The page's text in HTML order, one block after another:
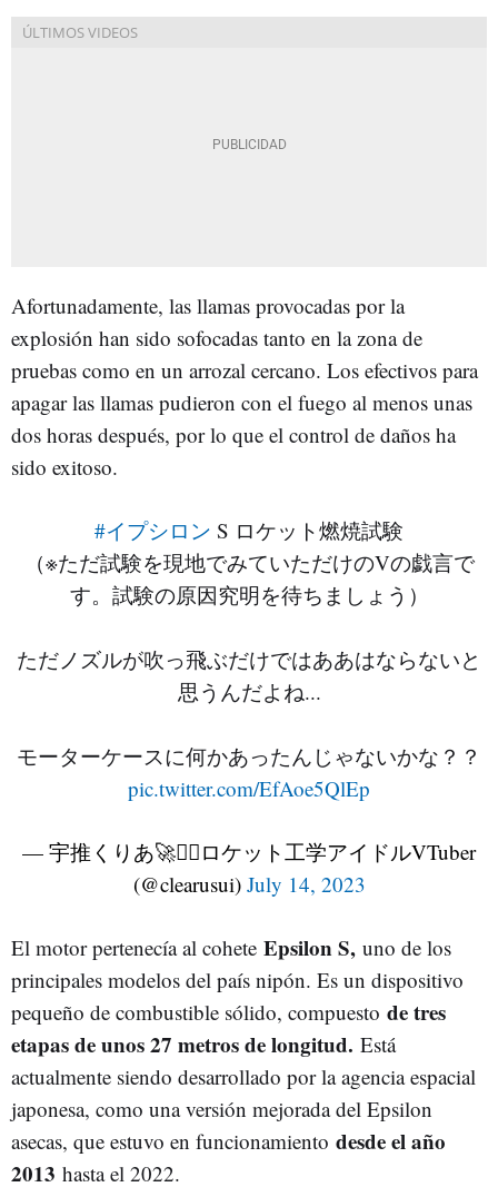
Afortunadamente, las llamas provocadas por la
explosión han sido sofocadas tanto en la zona de
pruebas como en un arrozal cercano. Los efectivos para
apagar las llamas pudieron con el fuego al menos unas
dos horas después, por lo que el control de daños ha
sido exitoso.
#イプシロン S ロケット燃焼試験
（※ただ試験を現地でみていただけのVの戯言で
す。試験の原因究明を待ちましょう）
ただノズルが吹っ飛ぶだけではああはならないと
思うんだよね...
モーターケースに何かあったんじゃないかな？？
pic.twitter.com/EfAoe5QlEp
— 宇推くりあ🚀❤️‍🔥ロケット工学アイドルVTuber
(@clearusui) July 14, 2023
El motor pertenecía al cohete Epsilon S, uno de los
principales modelos del país nipón. Es un dispositivo
pequeño de combustible sólido, compuesto de tres
etapas de unos 27 metros de longitud. Está
actualmente siendo desarrollado por la agencia espacial
japonesa, como una versión mejorada del Epsilon
asecas, que estuvo en funcionamiento desde el año
2013 hasta el 2022.